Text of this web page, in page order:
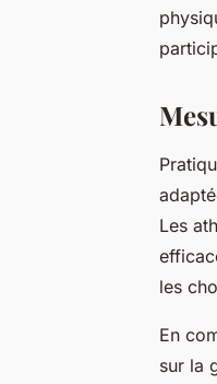
Les
les
En
sur la